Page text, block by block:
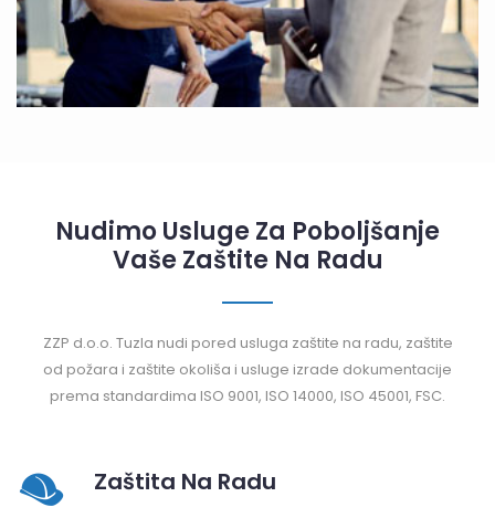
Nudimo Usluge Za Poboljšanje
Vaše Zaštite Na Radu
ZZP d.o.o. Tuzla nudi pored usluga zaštite na radu, zaštite
od požara i zaštite okoliša i usluge izrade dokumentacije
prema standardima ISO 9001, ISO 14000, ISO 45001, FSC.
Zaštita Na Radu